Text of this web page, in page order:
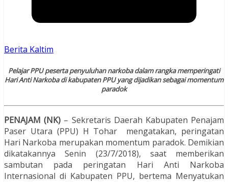
Berita Kaltim
Pelajar PPU peserta penyuluhan narkoba dalam rangka memperingati
Hari Anti Narkoba di kabupaten PPU yang dijadikan sebagai momentum
paradok
PENAJAM (NK) – Sekretaris Daerah Kabupaten Penajam
Paser Utara (PPU) H Tohar mengatakan, peringatan
Hari Narkoba merupakan momentum paradok. Demikian
dikatakannya Senin (23/7/2018), saat memberikan
sambutan pada peringatan Hari Anti Narkoba
Internasional di Kabupaten PPU, bertema Menyatukan